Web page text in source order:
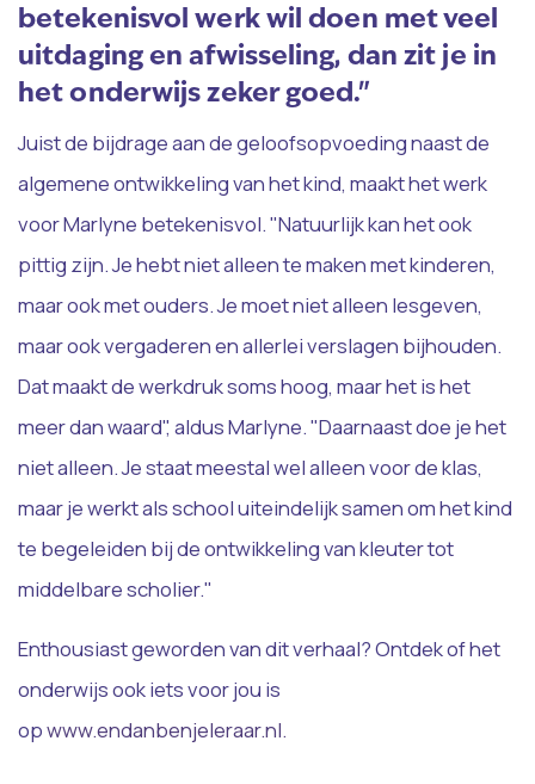
betekenisvol werk wil doen met veel
uitdaging en afwisseling, dan zit je in
het onderwijs zeker goed."
Juist de bijdrage aan de geloofsopvoeding naast de
algemene ontwikkeling van het kind, maakt het werk
voor Marlyne betekenisvol. "Natuurlijk kan het ook
pittig zijn. Je hebt niet alleen te maken met kinderen,
maar ook met ouders. Je moet niet alleen lesgeven,
maar ook vergaderen en allerlei verslagen bijhouden.
Dat maakt de werkdruk soms hoog, maar het is het
meer dan waard", aldus Marlyne. "Daarnaast doe je het
niet alleen. Je staat meestal wel alleen voor de klas,
maar je werkt als school uiteindelijk samen om het kind
te begeleiden bij de ontwikkeling van kleuter tot
middelbare scholier."
Enthousiast geworden van dit verhaal? Ontdek of het
onderwijs ook iets voor jou is
opwww.endanbenjeleraar.nl.